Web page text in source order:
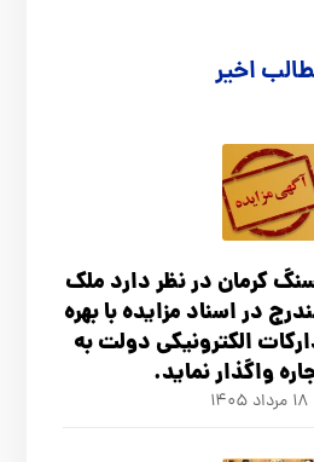
اخیر
کرمان در نظر دارد ملک
در اسناد مزایده با بهره
الکترونیکی دولت به
واگذار نماید.
۱۸ مرداد ۱۴۰۵